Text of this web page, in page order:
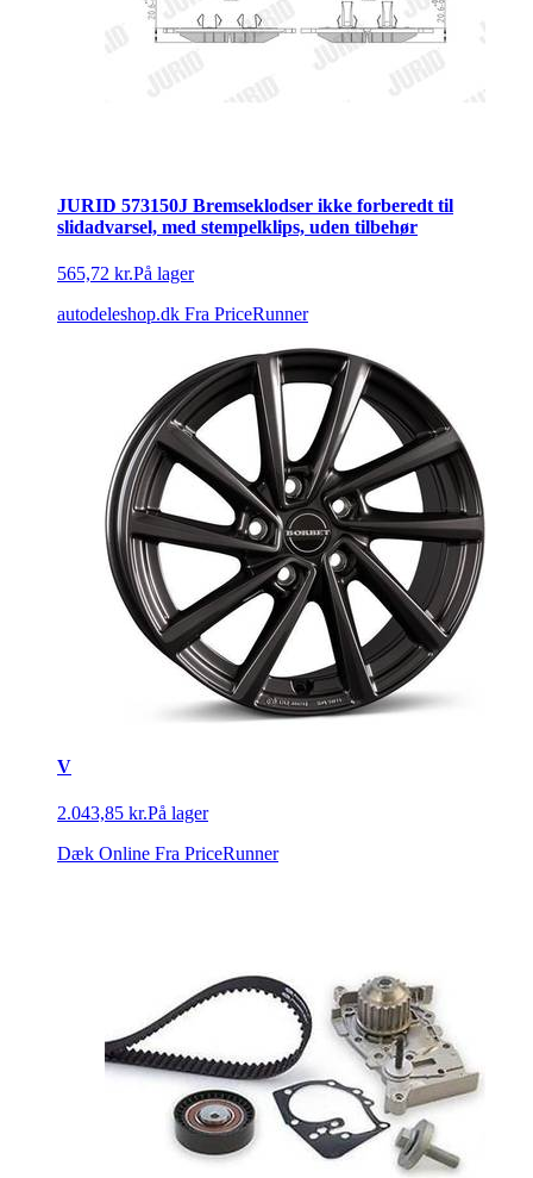
JURID 573150J Bremseklodser ikke forberedt til
slidadvarsel, med stempelklips, uden tilbehør
565,72 kr.På lager
autodeleshop.dk Fra PriceRunner
V
2.043,85 kr.På lager
Dæk Online Fra PriceRunner